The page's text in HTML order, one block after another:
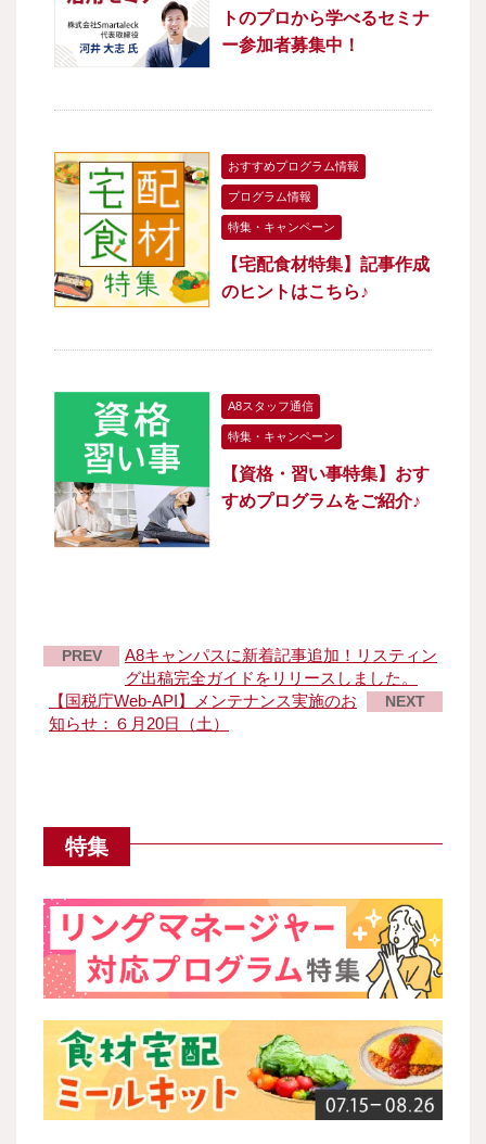
トのプロから学べるセミナ
ー参加者募集中！
おすすめプログラム情報
プログラム情報
特集・キャンペーン
【宅配食材特集】記事作成
のヒントはこちら♪
A8スタッフ通信
特集・キャンペーン
【資格・習い事特集】おす
すめプログラムをご紹介♪
PREV
A8キャンパスに新着記事追加！リスティン
グ出稿完全ガイドをリリースしました。
【国税庁Web-API】メンテナンス実施のお
知らせ：６月20日（土）
NEXT
特集